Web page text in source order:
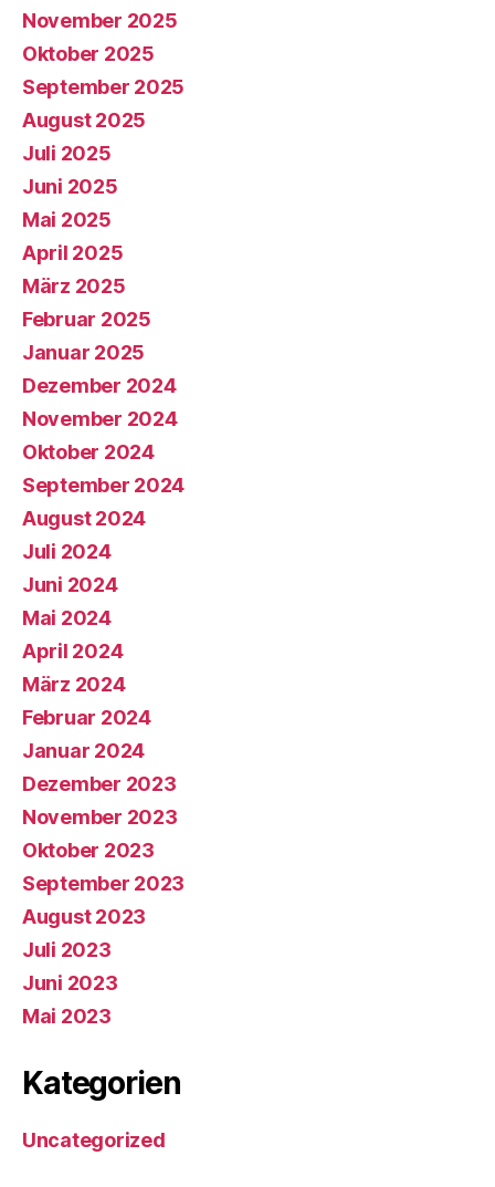
November 2025
Oktober 2025
September 2025
August 2025
Juli 2025
Juni 2025
Mai 2025
April 2025
März 2025
Februar 2025
Januar 2025
Dezember 2024
November 2024
Oktober 2024
September 2024
August 2024
Juli 2024
Juni 2024
Mai 2024
April 2024
März 2024
Februar 2024
Januar 2024
Dezember 2023
November 2023
Oktober 2023
September 2023
August 2023
Juli 2023
Juni 2023
Mai 2023
Kategorien
Uncategorized